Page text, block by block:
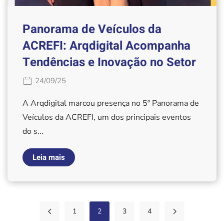
Panorama de Veículos da
ACREFI: Arqdigital Acompanha
Tendências e Inovação no Setor
24/09/25
A Arqdigital marcou presença no 5º Panorama de
Veículos da ACREFI, um dos principais eventos
do s...
Leia mais
1 2 3 4